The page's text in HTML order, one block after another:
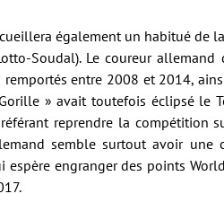
également un habitué de
Soudal). Le coureur
remportés entre 2008 et 2014,
» avait toutefois éclipsé le
reprendre la compétition
semble surtout avoir une
espère engranger des points